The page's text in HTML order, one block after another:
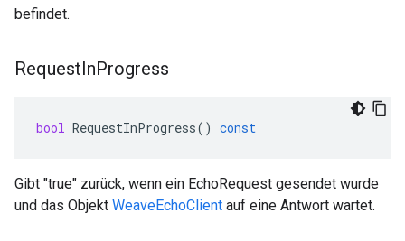
befindet.
RequestInProgress
bool RequestInProgress() const
Gibt "true" zurück, wenn ein EchoRequest gesendet wurde
und das Objekt WeaveEchoClient auf eine Antwort wartet.